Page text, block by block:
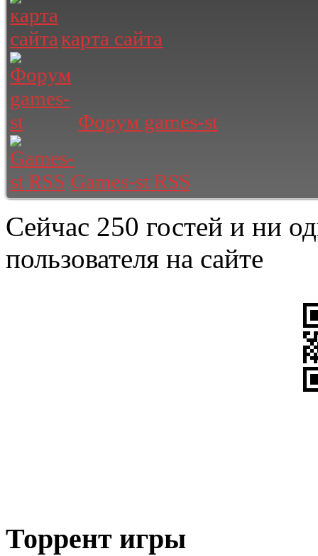
карта сайта
Форум games-st
Games-st RSS
Сейчас 250 гостей и ни
пользователя на сайте
Торрент игры